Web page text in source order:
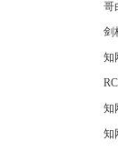
哥
剑
知
知
知